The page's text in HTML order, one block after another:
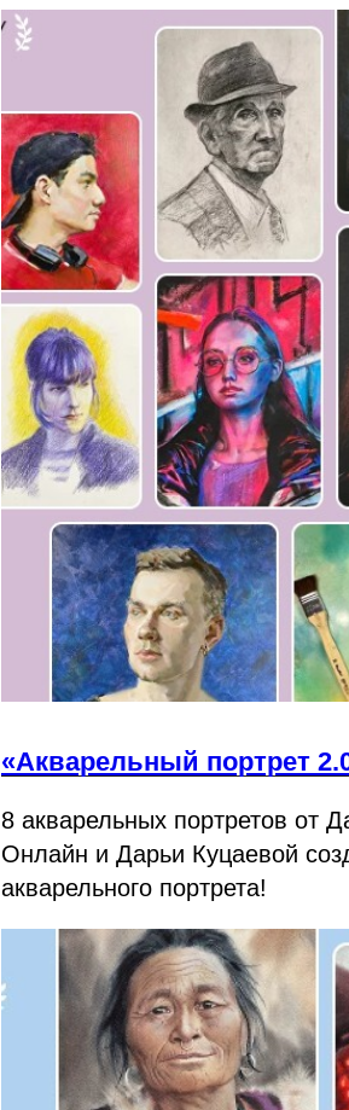
«Акварельный портрет
8 акварельных портретов от
Онлайн и Дарьи Куцаевой
акварельного портрета!